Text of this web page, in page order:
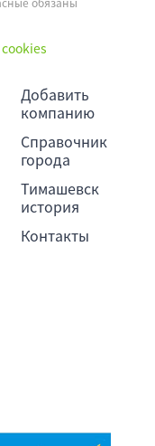
Добавить
компанию
Справочник
города
Тимашевск
история
Контакты